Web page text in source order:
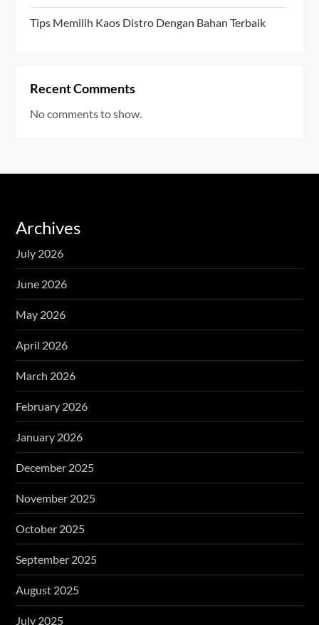
Tips Memilih Kaos Distro Dengan Bahan Terbaik
Recent Comments
No comments to show.
Archives
July 2026
June 2026
May 2026
April 2026
March 2026
February 2026
January 2026
December 2025
November 2025
October 2025
September 2025
August 2025
July 2025